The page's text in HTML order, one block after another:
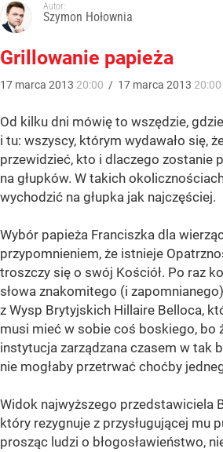
Autor:
Szymon Hołownia
Grillowanie papieża
17 marca 2013 20:00 / 17 marca 2013 20:00
Od kilku dni mówię to wszędzie,
i tu: wszyscy, którym wydawało się,
przewidzieć, kto i dlaczego zostanie
na głupków. W takich
wychodzić na głupka jak najczęściej.
Wybór papieża Franciszka dla
przypomnieniem, że istnieje
troszczy się o swój Kościół. Po raz
słowa znakomitego (i
z Wysp Brytyjskich Hillaire Belloca,
musi mieć w sobie coś boskiego, bo
instytucja zarządzana czasem w tak
nie mogłaby przetrwać choćby
Widok najwyższego przedstawiciela
który rezygnuje z przysługującej mu
prosząc ludzi o błogosławieństwo,